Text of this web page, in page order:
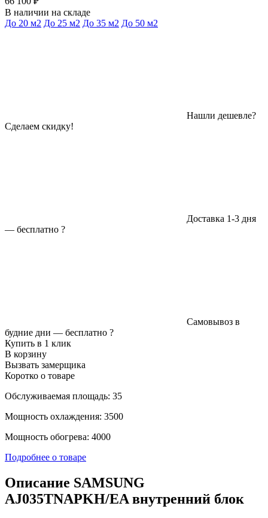
В наличии на складе
До 20 м2 До 25 м2 До 35 м2 До 50 м2
Нашли дешевле?
Сделаем скидку!
Доставка 1-3 дня
— бесплатно ?
Самовывоз в
будние дни — бесплатно ?
Купить в 1 клик
В корзину
Вызвать замерщика
Коротко о товаре
Обслуживаемая площадь: 35
Мощность охлаждения: 3500
Мощность обогрева: 4000
Подробнее о товаре
Описание SAMSUNG
AJ035TNAPKH/EA внутренний блок